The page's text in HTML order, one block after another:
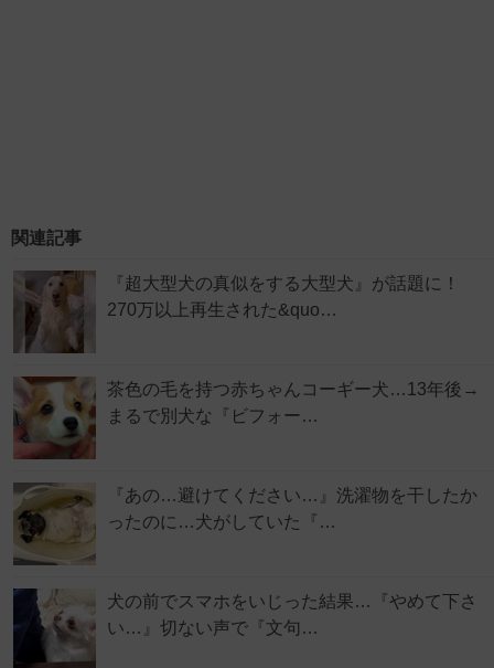
関連記事
『超大型犬の真似をする大型犬』が話題に！
270万以上再生された&quo…
茶色の毛を持つ赤ちゃんコーギー犬…13年後→
まるで別犬な『ビフォー…
『あの…避けてください…』洗濯物を干したか
ったのに…犬がしていた『…
犬の前でスマホをいじった結果…『やめて下さ
い…』切ない声で『文句…